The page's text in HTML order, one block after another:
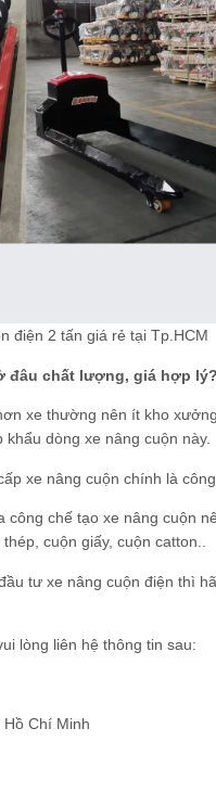
điện 2 tấn giá rẻ tại Tp.HCM
đâu chất lượng, giá hợp lý?
xe thường nên ít kho
dòng xe nâng cuộn này.
xe nâng cuộn chính là
chế tạo xe nâng cuộn
cuộn giấy, cuộn catton..
tư xe nâng cuộn điện thì
lòng liên hệ thông tin sau:
Chí Minh